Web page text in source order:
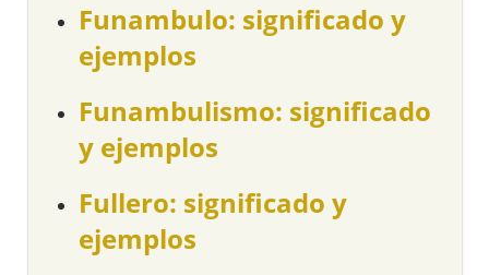
Funambulo: significado y
ejemplos
Funambulismo: significado
y ejemplos
Fullero: significado y
ejemplos